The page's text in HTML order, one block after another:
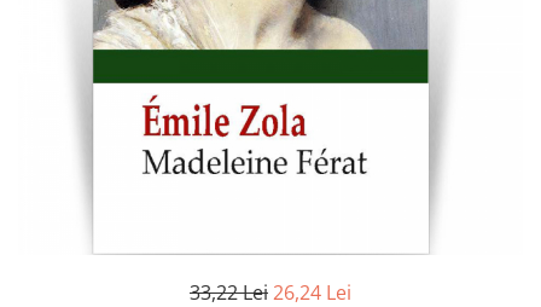
Contemporana
33,22 Lei26,24 Lei